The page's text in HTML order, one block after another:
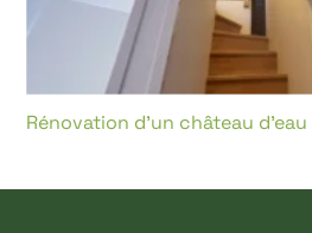
Rénovation d’un château d’eau